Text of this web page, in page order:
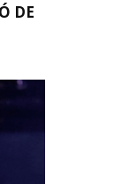
DE